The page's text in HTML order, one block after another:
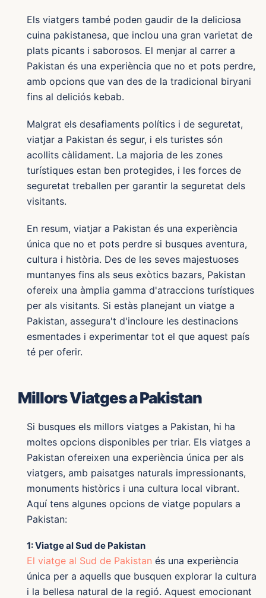
Els viatgers també poden gaudir de la deliciosa
cuina pakistanesa, que inclou una gran varietat de
plats picants i saborosos. El menjar al carrer a
Pakistan és una experiència que no et pots perdre,
amb opcions que van des de la tradicional biryani
fins al deliciós kebab.
Malgrat els desafiaments polítics i de seguretat,
viatjar a Pakistan és segur, i els turistes són
acollits càlidament. La majoria de les zones
turístiques estan ben protegides, i les forces de
seguretat treballen per garantir la seguretat dels
visitants.
En resum, viatjar a Pakistan és una experiència
única que no et pots perdre si busques aventura,
cultura i història. Des de les seves majestuoses
muntanyes fins als seus exòtics bazars, Pakistan
ofereix una àmplia gamma d'atraccions turístiques
per als visitants. Si estàs planejant un viatge a
Pakistan, assegura't d'incloure les destinacions
esmentades i experimentar tot el que aquest país
té per oferir.
Millors Viatges a Pakistan
Si busques els millors viatges a Pakistan, hi ha
moltes opcions disponibles per triar. Els viatges a
Pakistan ofereixen una experiència única per als
viatgers, amb paisatges naturals impressionants,
monuments històrics i una cultura local vibrant.
Aquí tens algunes opcions de viatge populars a
Pakistan:
1: Viatge al Sud de Pakistan
El viatge al Sud de Pakistan és una experiència
única per a aquells que busquen explorar la cultura
i la bellesa natural de la regió. Aquest emocionant